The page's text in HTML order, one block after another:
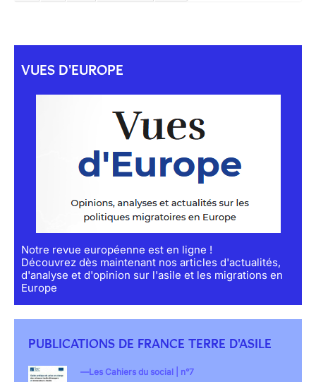
VUES D'EUROPE
Notre revue européenne est en ligne !
Découvrez dès maintenant nos articles d'actualités,
d'analyse et d'opinion sur l'asile et les migrations en
Europe
PUBLICATIONS DE FRANCE TERRE D'ASILE
Les Cahiers du social | n°7